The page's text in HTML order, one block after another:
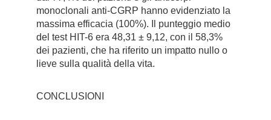
monoclonali anti-CGRP hanno evidenziato la
massima efficacia (100%). Il punteggio medio
del test HIT-6 era 48,31 ± 9,12, con il 58,3%
dei pazienti, che ha riferito un impatto nullo o
lieve sulla qualità della vita.
CONCLUSIONI